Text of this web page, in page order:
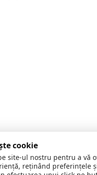
cookie
site-ul nostru pentru a vă
reținând preferințele